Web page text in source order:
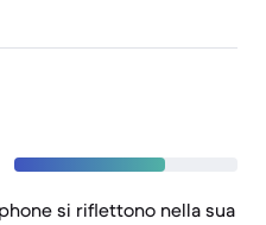
si riflettono nella sua